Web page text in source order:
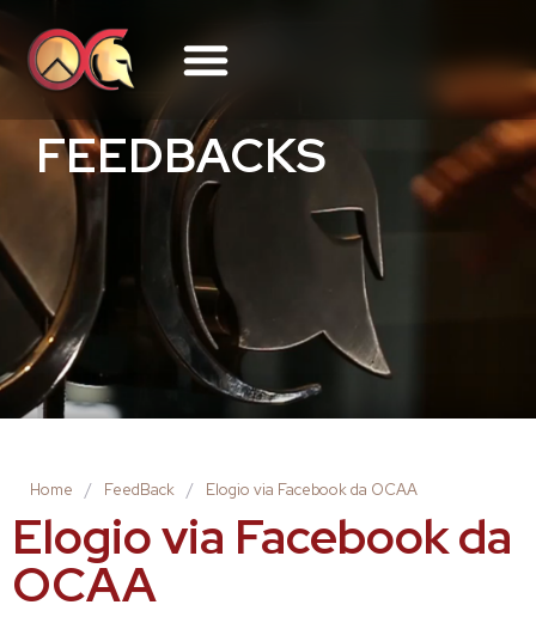
FEEDBACKS
Home / FeedBack / Elogio via Facebook da OCAA
Elogio via Facebook da
OCAA